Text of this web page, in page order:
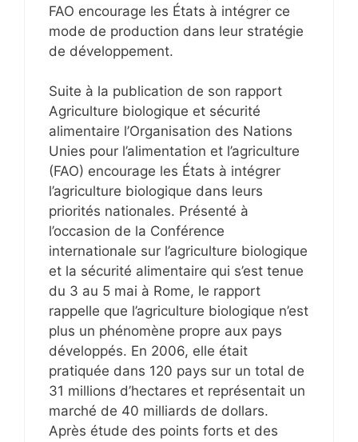
FAO encourage les États à intégrer ce
mode de production dans leur stratégie
de développement.
Suite à la publication de son rapport
Agriculture biologique et sécurité
alimentaire l’Organisation des Nations
Unies pour l’alimentation et l’agriculture
(FAO) encourage les États à intégrer
l’agriculture biologique dans leurs
priorités nationales. Présenté à
l’occasion de la Conférence
internationale sur l’agriculture biologique
et la sécurité alimentaire qui s’est tenue
du 3 au 5 mai à Rome, le rapport
rappelle que l’agriculture biologique n’est
plus un phénomène propre aux pays
développés. En 2006, elle était
pratiquée dans 120 pays sur un total de
31 millions d’hectares et représentait un
marché de 40 milliards de dollars.
Après étude des points forts et des